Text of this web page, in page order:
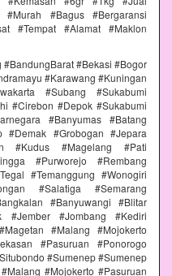
#Murah #Bagus #Bergaransi
#Tempat #Alamat #Maklon
#Bekasi #Bogor
#Karawang #Kuningan
#Subang #Sukabumi
#Cirebon #Depok #Sukabumi
#Banyumas #Batang
#Grobogan #Jepara
#Kudus #Magelang #Pati
#Purworejo #Rembang
#Temanggung #Wonogiri
#Salatiga #Semarang
#Banyuwangi #Blitar
#Jember #Jombang #Kediri
#Malang #Mojokerto
#Pasuruan #Ponorogo
#Sumenep #Sumenep
#Mojokerto #Pasuruan